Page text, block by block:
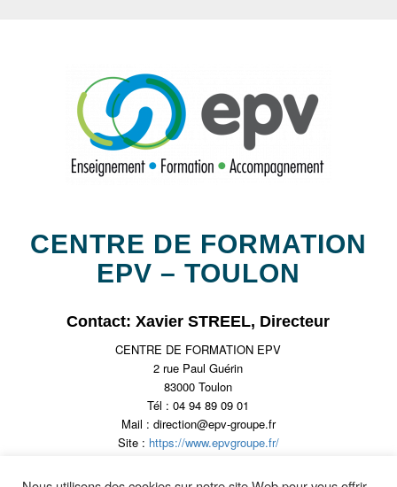
CENTRE DE FORMATION
EPV – TOULON
Contact: Xavier STREEL, Directeur
CENTRE DE FORMATION EPV
2 rue Paul Guérin
83000 Toulon
Tél : 04 94 89 09 01
Mail : direction@epv-groupe.fr
Site : https://www.epvgroupe.fr/